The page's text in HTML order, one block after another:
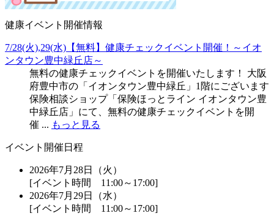
健康イベント開催情報
7/28(火),29(水)【無料】健康チェックイベント開催！～イオ
ンタウン豊中緑丘店～
無料の健康チェックイベントを開催いたします！ 大阪
府豊中市の「イオンタウン豊中緑丘」1階にございます
保険相談ショップ「保険ほっとライン イオンタウン豊
中緑丘店」にて、無料の健康チェックイベントを開
催 ... もっと見る
イベント開催日程
2026年7月28日（火）
[イベント時間 11:00～17:00]
2026年7月29日（水）
[イベント時間 11:00～17:00]